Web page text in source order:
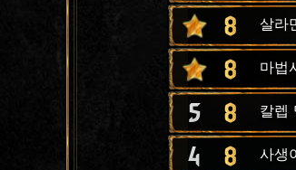
8 살라
8 마법
5 8 칼렙
4 8 사생